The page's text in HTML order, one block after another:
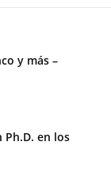
y más –
Ph.D. en los